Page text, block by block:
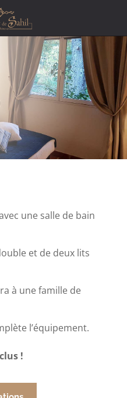
une salle de bain
et de deux lits
à une famille de
l’équipement.
!